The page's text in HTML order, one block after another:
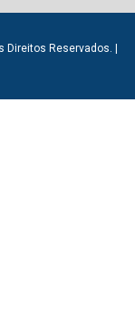
Direitos Reservados. |